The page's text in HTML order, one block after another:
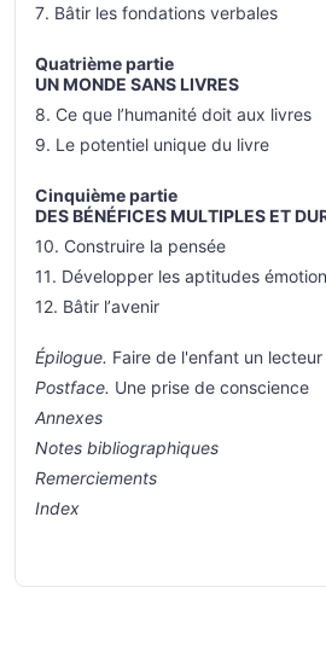
7. Bâtir les fondations verbales
Quatrième partie
UN MONDE SANS LIVRES
8. Ce que l’humanité doit aux livres
9. Le potentiel unique du livre
Cinquième partie
DES BÉNÉFICES MULTIPLES ET
10. Construire la pensée
11. Développer les aptitudes
12. Bâtir l’avenir
Épilogue. Faire de l'enfant un lecteur
Postface. Une prise de conscience
Annexes
Notes bibliographiques
Remerciements
Index